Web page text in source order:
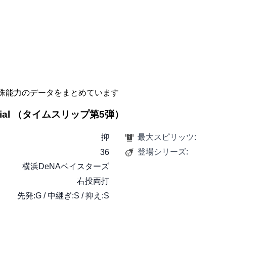
能力のデータをまとめています
（タイムスリップ第5弾）
抑
36
横浜DeNAベイスターズ
右投両打
先発:G / 中継ぎ:S / 抑え:S
最大スピリッツ:
登場シリーズ: